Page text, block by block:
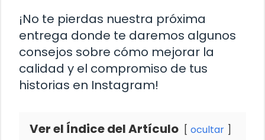
¡No te pierdas nuestra próxima
entrega donde te daremos algunos
consejos sobre cómo mejorar la
calidad y el compromiso de tus
historias en Instagram!
Ver el Índice del Artículo ocultar